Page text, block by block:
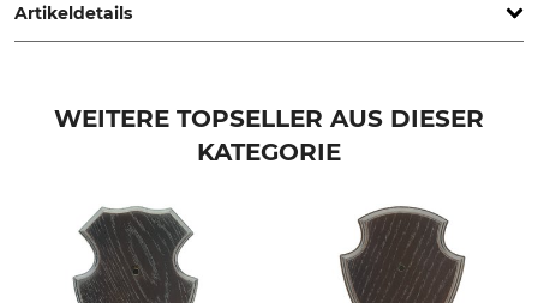
Artikeldetails
WEITERE TOPSELLER AUS DIESER
KATEGORIE